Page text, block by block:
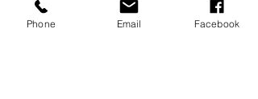
Neukirchener Verlag des
Phone Email Facebook